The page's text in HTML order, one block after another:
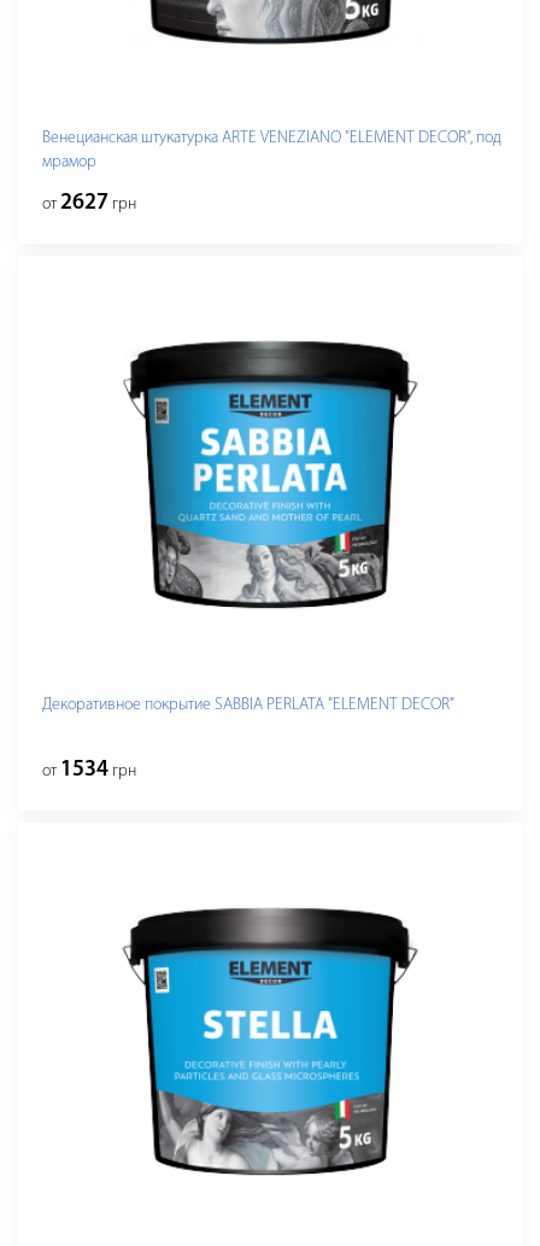
Венецианская штукатурка ARTE VENEZIANO "ELEMENT DECOR", под
мрамор
от2627 грн
Декоративное покрытие SABBIA PERLATA "ELEMENT DECOR"
от 1534 грн